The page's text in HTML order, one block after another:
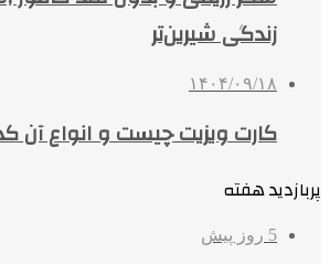
زندگی شیرین‌تر
۱۴۰۴/۰۹/۱۸
کارت ویزیت چیست و انواع آن
پربازدید هفته
5 روز پیش